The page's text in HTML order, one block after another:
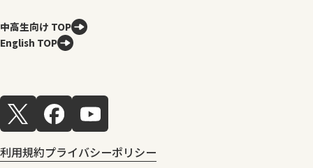
中高生向け TOP
English TOP
利用規約プライバシーポリシー